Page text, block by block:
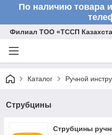
По наличию товара
Филиал ТОО «ТССП
Каталог Ручной
Струбцины
Струбцины